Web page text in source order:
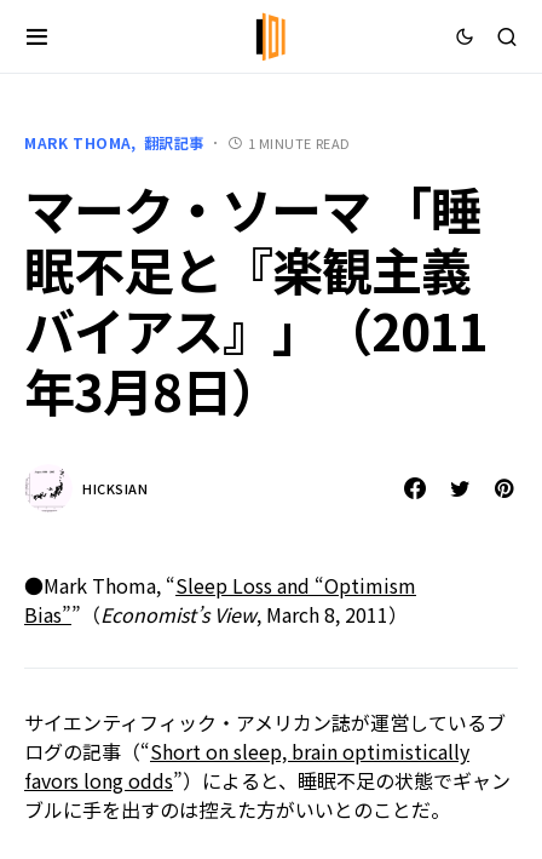
MARK THOMA 翻訳記事 1 MINUTE READ
マーク・ソーマ 「睡
眠不足と『楽観主義
バイアス』」（2011
年3月8日）
HICKSIAN
●Mark Thoma, “Sleep Loss and “Optimism
Bias””（Economist’s View, March 8, 2011）
サイエンティフィック・アメリカン誌が運営しているブ
ログの記事（“Short on sleep, brain optimistically
favors long odds”）によると、睡眠不足の状態でギャン
ブルに手を出すのは控えた方がいいとのことだ。